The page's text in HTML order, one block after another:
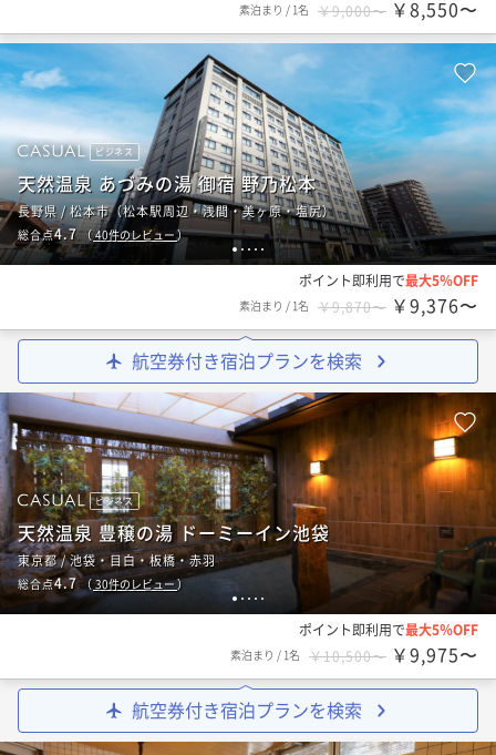
素泊まり / 1名 ￥9,000〜 ￥8,550〜
1 2 3 4 5
ビジネス
天然温泉 あづみの湯 御宿 野乃松本
長野県 / 松本市（松本駅周辺・浅間・美ヶ原・塩尻）
総合点4.7（40件のレビュー）
ポイント即利用で最大5％OFF
素泊まり / 1名 ￥9,870〜 ￥9,376〜
航空券付き宿泊プランを検索
1 2 3 4 5
ビジネス
天然温泉 豊穣の湯 ドーミーイン池袋
東京都 / 池袋・目白・板橋・赤羽
総合点4.7（ 30件のレビュー）
ポイント即利用で最大5％OFF
素泊まり / 1名 ￥10,500〜 ￥9,975〜
航空券付き宿泊プランを検索